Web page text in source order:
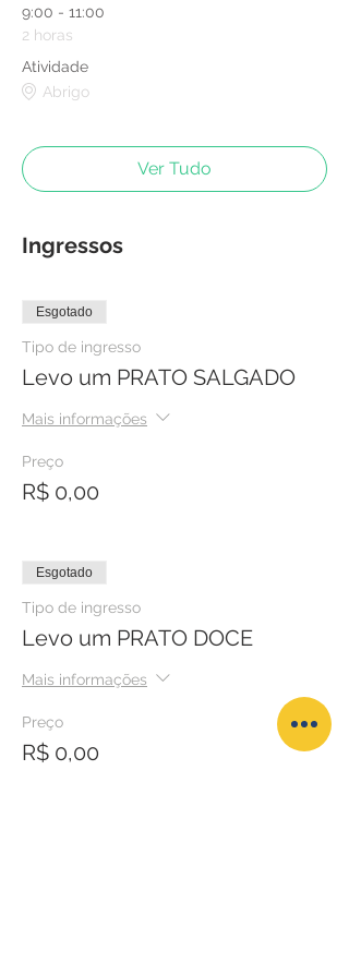
9:00 - 11:00
2 horas
Atividade
Abrigo
Ver Tudo
Ingressos
Esgotado
Tipo de ingresso
Levo um PRATO SALGADO
Mais informações
Preço
R$ 0,00
Esgotado
Tipo de ingresso
Levo um PRATO DOCE
Mais informações
Preço
R$ 0,00